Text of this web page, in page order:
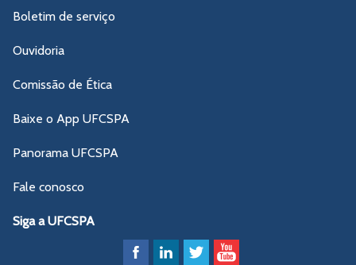
Boletim de serviço
Ouvidoria
Comissão de Ética
Baixe o App UFCSPA
Panorama UFCSPA
Fale conosco
Siga a UFCSPA